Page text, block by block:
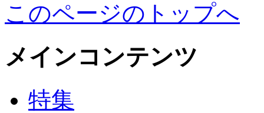
このページのトップへ
メインコンテンツ
特集